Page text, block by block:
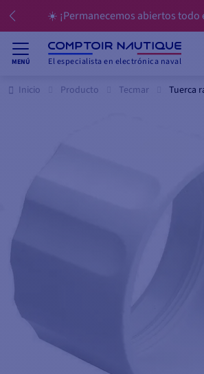
☀️ ¡Permanecemos abiertos
MENÚ El especialista en electrónica naval
Inicio Producto Tecmar Tuerca